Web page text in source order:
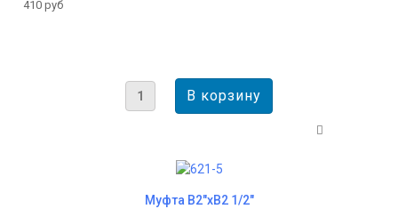
410 руб
Муфта B2"xВ2 1/2"